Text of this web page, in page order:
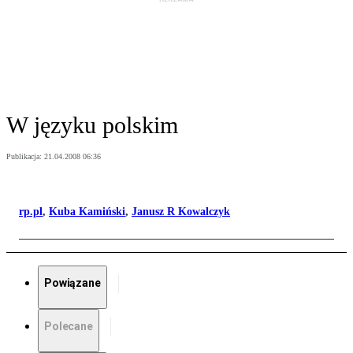
W języku polskim
Publikacja: 21.04.2008 06:36
rp.pl, Kuba Kamiński, Janusz R Kowalczyk
Powiązane
Polecane